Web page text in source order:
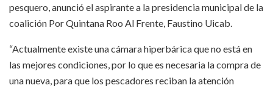
pesquero, anunció el aspirante a la presidencia municipal de la
coalición Por Quintana Roo Al Frente, Faustino Uicab.
“Actualmente existe una cámara hiperbárica que no está en
las mejores condiciones, por lo que es necesaria la compra de
una nueva, para que los pescadores reciban la atención